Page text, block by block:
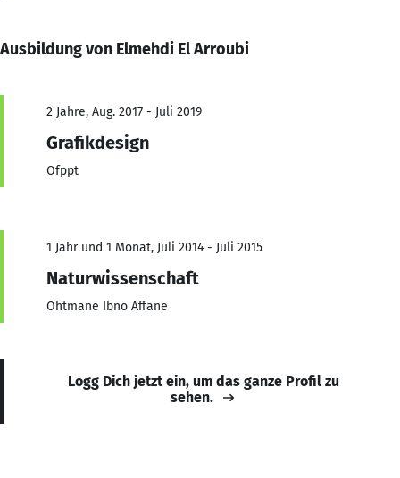
Ausbildung von Elmehdi El Arroubi
2 Jahre, Aug. 2017 - Juli 2019
Grafikdesign
Ofppt
1 Jahr und 1 Monat, Juli 2014 - Juli 2015
Naturwissenschaft
Ohtmane Ibno Affane
Logg Dich jetzt ein, um das ganze Profil zu
sehen.